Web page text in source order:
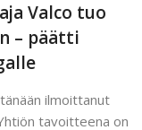
Valco tuo
– päätti
ilmoittanut
tavoitteena on